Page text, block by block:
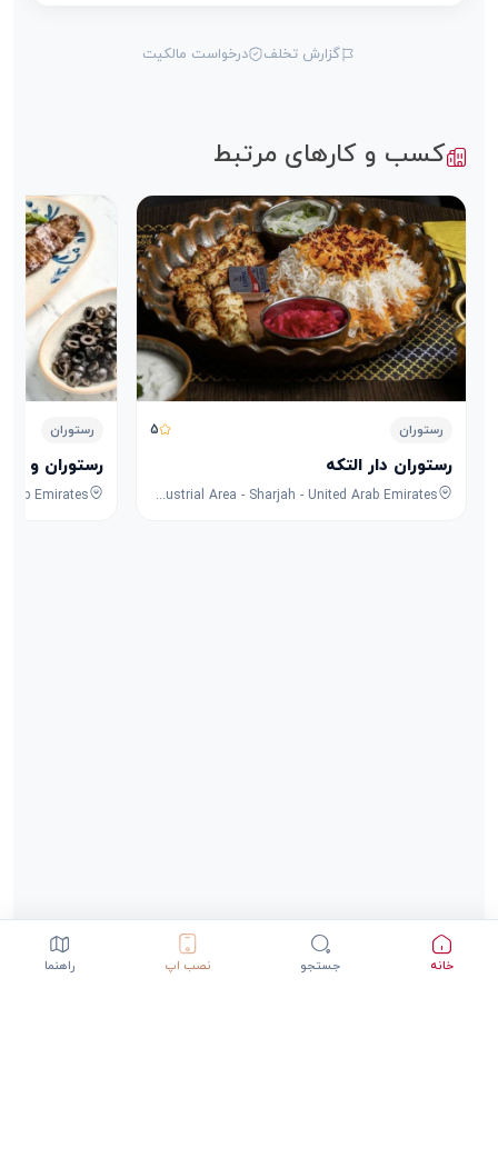
گزارش تخلف درخواست مالکیت
کسب و کارهای مرتبط
رستوران 5
رستوران دار التکه
8F53+FPG - University City Rd - Muwaileh Commercial - Industrial Area - Sharjah - United Arab Emirates
رستوران
رستوران و
خانه جستجو نصب اپ راهنما